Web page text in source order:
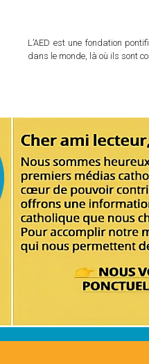
L’AED est une fondation
dans le monde, là où ils sont